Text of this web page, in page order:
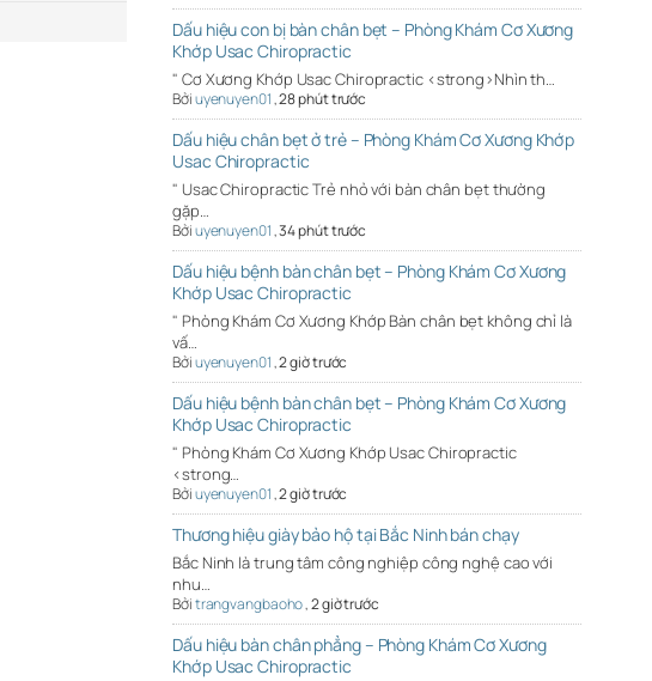
Dấu hiệu con bị bàn chân bẹt – Phòng Khám Cơ Xương
Khớp Usac Chiropractic
" Cơ Xương Khớp Usac Chiropractic <strong>Nhìn th…
Bởiuyenuyen01,28 phút trước
Dấu hiệu chân bẹt ở trẻ – Phòng Khám Cơ Xương Khớp
Usac Chiropractic
" Usac Chiropractic Trẻ nhỏ với bàn chân bẹt thường
gặp…
Bởiuyenuyen01,34 phút trước
Dấu hiệu bệnh bàn chân bẹt – Phòng Khám Cơ Xương
Khớp Usac Chiropractic
" Phòng Khám Cơ Xương Khớp Bàn chân bẹt không chỉ là
vấ…
Bởiuyenuyen01,2 giờ trước
Dấu hiệu bệnh bàn chân bẹt – Phòng Khám Cơ Xương
Khớp Usac Chiropractic
" Phòng Khám Cơ Xương Khớp Usac Chiropractic
<strong…
Bởiuyenuyen01,2 giờ trước
Thương hiệu giày bảo hộ tại Bắc Ninh bán chạy
Bắc Ninh là trung tâm công nghiệp công nghệ cao với
nhu…
Bởitrangvangbaoho,2 giờ trước
Dấu hiệu bàn chân phẳng – Phòng Khám Cơ Xương
Khớp Usac Chiropractic